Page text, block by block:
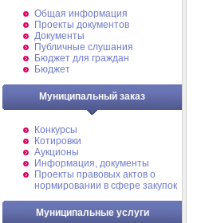
Общая информация
Проекты документов
Документы
Публичные слушания
Бюджет для граждан
Бюджет
Муниципальный заказ
Конкурсы
Котировки
Аукционы
Информация, документы
Проекты правовых актов о
нормировании в сфере закупок
Муниципальные услуги